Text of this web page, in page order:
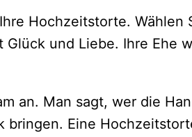
Hochzeitstorte. Wählen
und Liebe. Ihre Ehe
an. Man sagt, wer die
Eine